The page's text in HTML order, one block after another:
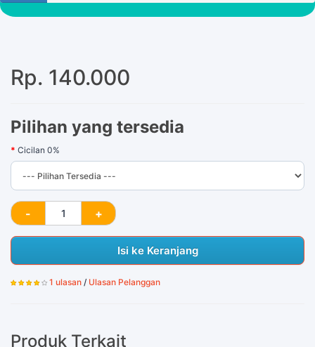
Rp. 140.000
Pilihan yang tersedia
Cicilan 0%
Isi ke Keranjang
1 ulasan / Ulasan Pelanggan
Produk Terkait